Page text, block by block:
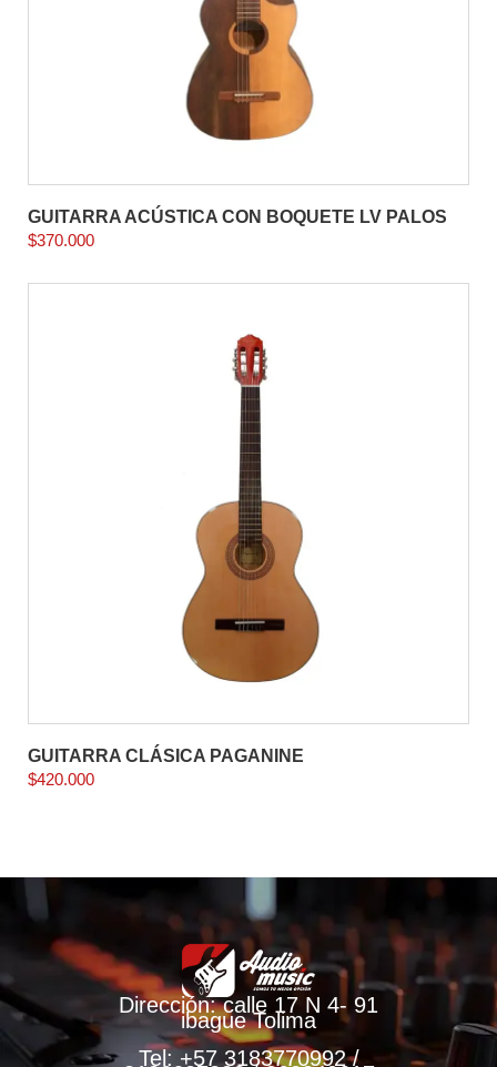
GUITARRA ACÚSTICA CON BOQUETE LV PALOS
$370.000
GUITARRA CLÁSICA PAGANINE
$420.000
Dirección: calle 17 N 4- 91
ibague Tolima
Tel: +57 3183770992 /